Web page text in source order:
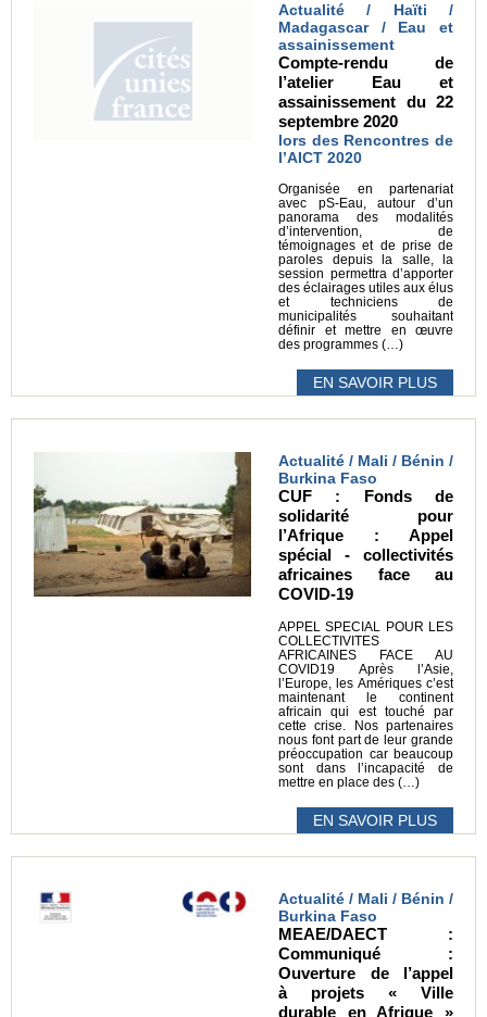
Actualité / Haïti /
Madagascar / Eau et
assainissement
Compte-rendu de
l’atelier Eau et
assainissement du 22
septembre 2020
lors des Rencontres de
l’AICT 2020
Organisée en partenariat
avec pS-Eau, autour d’un
panorama des modalités
d’intervention, de
témoignages et de prise de
paroles depuis la salle, la
session permettra d’apporter
des éclairages utiles aux élus
et techniciens de
municipalités souhaitant
définir et mettre en œuvre
des programmes (…)
EN SAVOIR PLUS
Actualité / Mali / Bénin /
Burkina Faso
CUF : Fonds de
solidarité pour
l’Afrique : Appel
spécial - collectivités
africaines face au
COVID-19
APPEL SPECIAL POUR LES
COLLECTIVITES
AFRICAINES FACE AU
COVID19 Après l’Asie,
l’Europe, les Amériques c’est
maintenant le continent
africain qui est touché par
cette crise. Nos partenaires
nous font part de leur grande
préoccupation car beaucoup
sont dans l’incapacité de
mettre en place des (…)
EN SAVOIR PLUS
Actualité / Mali / Bénin /
Burkina Faso
MEAE/DAECT :
Communiqué :
Ouverture de l’appel
à projets « Ville
durable en Afrique »